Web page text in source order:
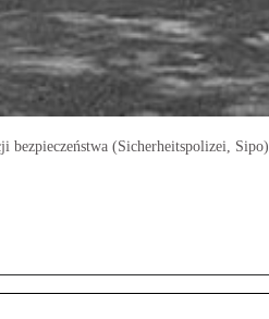
bezpieczeństwa (Sicherheitspolizei, Sipo)